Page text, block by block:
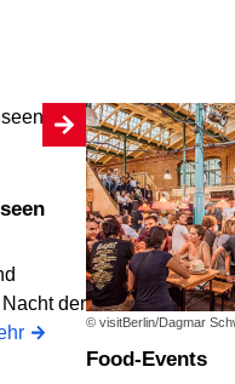
der
© visitBerlin/Dagmar
Food-Events